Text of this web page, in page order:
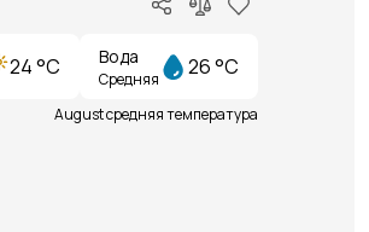
24 °C Вода
Средняя 26 °C
August средняя температура